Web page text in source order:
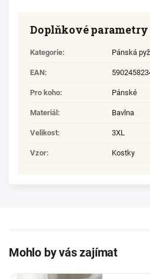
Doplňkové parametry
Kategorie: Pánská
EAN:
Pro koho: Pánské
Materiál : Bavlna
Velikost: 3XL
Vzor: Kostky
Mohlo by vás zajímat